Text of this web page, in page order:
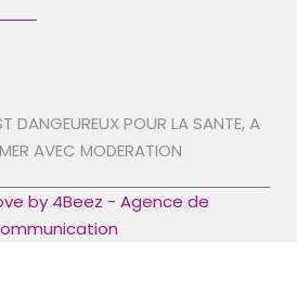
DANGEUREUX POUR LA SANTE, A
AVEC MODERATION
by 4Beez - Agence de